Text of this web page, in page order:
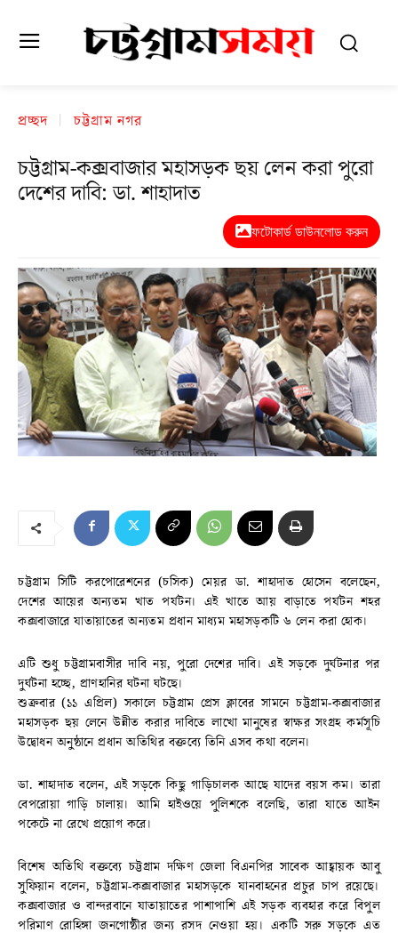
প্রচ্ছদ চট্টগ্রাম নগর
চট্টগ্রাম-কক্সবাজার মহাসড়ক ছয় লেন করা পুরো
দেশের দাবি: ডা. শাহাদাত
ফটোকার্ড ডাউনলোড করুন
চট্টগ্রাম সিটি করপোরেশনের (চসিক) মেয়র ডা. শাহাদাত হোসেন বলেছেন,
দেশের আয়ের অন্যতম খাত পর্যটন। এই খাতে আয় বাড়াতে পর্যটন শহর
কক্সবাজারে যাতায়াতের অন্যতম প্রধান মাধ্যম মহাসড়কটি ৬ লেন করা হোক।
এটি শুধু চট্টগ্রামবাসীর দাবি নয়, পুরো দেশের দাবি। এই সড়কে দুর্ঘটনার পর
দুর্ঘটনা হচ্ছে, প্রাণহানির ঘটনা ঘটছে।
শুক্রবার (১১ এপ্রিল) সকালে চট্টগ্রাম প্রেস ক্লাবের সামনে চট্টগ্রাম-কক্সবাজার
মহাসড়ক ছয় লেনে উন্নীত করার দাবিতে লাখো মানুষের স্বাক্ষর সংগ্রহ কর্মসূচি
উদ্বোধন অনুষ্ঠানে প্রধান অতিথির বক্তব্যে তিনি এসব কথা বলেন।
ডা. শাহাদাত বলেন, এই সড়কে কিছু গাড়িচালক আছে যাদের বয়স কম। তারা
বেপরোয়া গাড়ি চালায়। আমি হাইওয়ে পুলিশকে বলেছি, তারা যাতে আইন
পকেটে না রেখে প্রয়োগ করে।
বিশেষ অতিথি বক্তব্যে চট্টগ্রাম দক্ষিণ জেলা বিএনপির সাবেক আহ্বায়ক আবু
সুফিয়ান বলেন, চট্টগ্রাম-কক্সবাজার মহাসড়কে যানবাহনের প্রচুর চাপ রয়েছে।
কক্সবাজার ও বান্দরবানে যাতায়াতের পাশাপাশি এই সড়ক ব্যবহার করে বিপুল
পরিমাণ রোহিঙ্গা জনগোষ্ঠীর জন্য রসদ নেওয়া হয়। একটি সরু সড়কে এত